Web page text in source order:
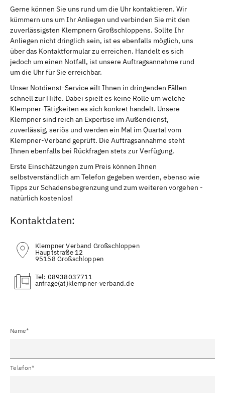
Gerne können Sie uns rund um die Uhr kontaktieren. Wir
kümmern uns um Ihr Anliegen und verbinden Sie mit den
zuverlässigsten Klempnern Großschloppens. Sollte Ihr
Anliegen nicht dringlich sein, ist es ebenfalls möglich, uns
über das Kontaktformular zu erreichen. Handelt es sich
jedoch um einen Notfall, ist unsere Auftragsannahme rund
um die Uhr für Sie erreichbar.
Unser Notdienst-Service eilt Ihnen in dringenden Fällen
schnell zur Hilfe. Dabei spielt es keine Rolle um welche
Klempner-Tätigkeiten es sich konkret handelt. Unsere
Klempner sind reich an Expertise im Außendienst,
zuverlässig, seriös und werden ein Mal im Quartal vom
Klempner-Verband geprüft. Die Auftragsannahme steht
Ihnen ebenfalls bei Rückfragen stets zur Verfügung.
Erste Einschätzungen zum Preis können Ihnen
selbstverständlich am Telefon gegeben werden, ebenso wie
Tipps zur Schadensbegrenzung und zum weiteren vorgehen -
natürlich kostenlos!
Kontaktdaten:
Klempner Verband Großschloppen
Hauptstraße 12
95158 Großschloppen
Tel: 08938037711
(at)
Name*
Telefon*